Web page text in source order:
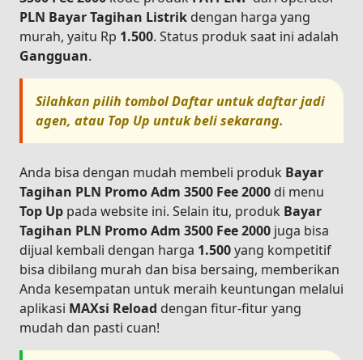
PLN Bayar Tagihan Listrik dengan harga yang
murah, yaitu Rp 1.500. Status produk saat ini adalah
Gangguan.
Silahkan pilih tombolDaftaruntuk daftar jadi
agen, atau Top Up untuk beli sekarang.
Anda bisa dengan mudah membeli produk Bayar
Tagihan PLN Promo Adm 3500 Fee 2000 di menu
Top Up pada website ini. Selain itu, produk Bayar
Tagihan PLN Promo Adm 3500 Fee 2000 juga bisa
dijual kembali dengan harga 1.500yang kompetitif
bisa dibilang murah dan bisa bersaing, memberikan
Anda kesempatan untuk meraih keuntungan melalui
aplikasi MAXsi Reload dengan fitur-fitur yang
mudah dan pasti cuan!